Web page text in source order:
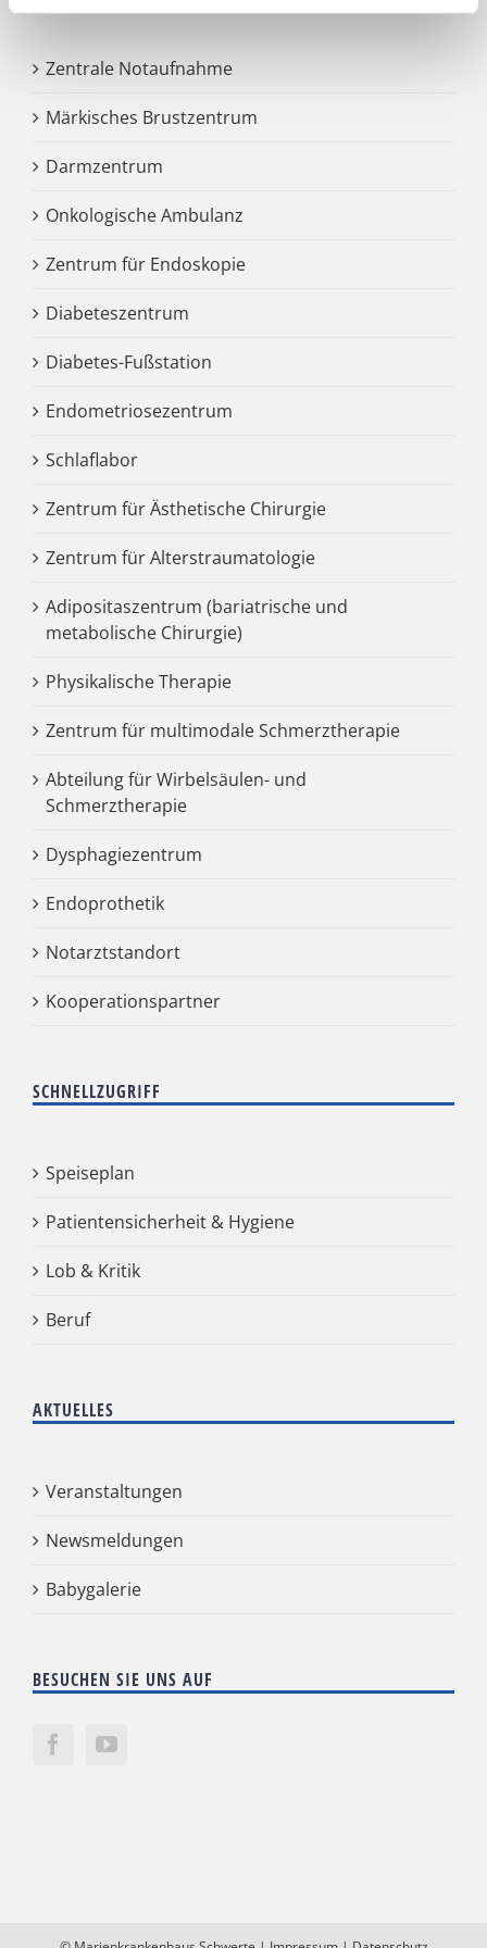
Zentrale Notaufnahme
Märkisches Brustzentrum
Darmzentrum
Onkologische Ambulanz
Zentrum für Endoskopie
Diabeteszentrum
Diabetes-Fußstation
Endometriosezentrum
Schlaflabor
Zentrum für Ästhetische Chirurgie
Zentrum für Alterstraumatologie
Adipositaszentrum (bariatrische und
metabolische Chirurgie)
Physikalische Therapie
Zentrum für multimodale Schmerztherapie
Abteilung für Wirbelsäulen- und
Schmerztherapie
Dysphagiezentrum
Endoprothetik
Notarztstandort
Kooperationspartner
SCHNELLZUGRIFF
Speiseplan
Patientensicherheit & Hygiene
Lob & Kritik
Beruf
AKTUELLES
Veranstaltungen
Newsmeldungen
Babygalerie
BESUCHEN SIE UNS AUF